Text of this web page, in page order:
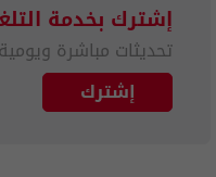
إشترك بخدمة
تحديثات مباشرة ويومية
إشترك